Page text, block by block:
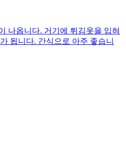
나옵니다. 거기에 튀김옷을 입혀
됩니다. 간식으로 아주 좋습니